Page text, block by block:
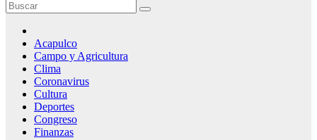
Acapulco
Campo y Agricultura
Clima
Coronavirus
Cultura
Deportes
Congreso
Finanzas